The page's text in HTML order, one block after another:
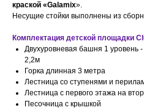
краской «Galamix».
Несущие стойки выполнены из
Комплектация детской площадки
Двухуровневая башня 1 уровень
2,2м
Горка длинная 3 метра
Лестница со ступенями и
Лестница с первого этажа на
Песочница с крышкой